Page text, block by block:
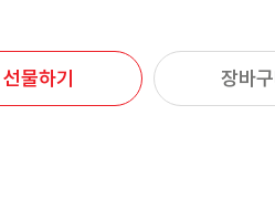
선물하기 장바구